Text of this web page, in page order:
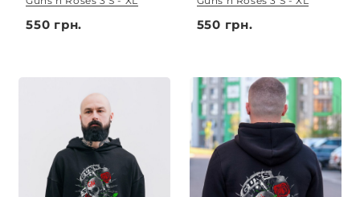
550 грн. 550 грн.